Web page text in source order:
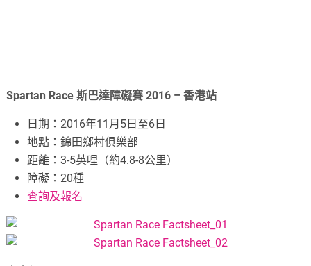
Spartan Race 斯巴達障礙賽 2016 – 香港站
日期：2016年11月5日至6日
地點：錦田鄉村俱樂部
距離：3-5英哩（約4.8-8公里）
障礙：20種
查詢及報名